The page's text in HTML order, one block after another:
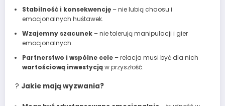
Stabilność i konsekwencję– nie lubią chaosu i
emocjonalnych huśtawek.
Wzajemny szacunek– nie tolerują manipulacji i gier
emocjonalnych.
Partnerstwo i wspólne cele– relacja musi być dla nich
wartościową inwestycjąw przyszłość.
? Jakie mają wyzwania?